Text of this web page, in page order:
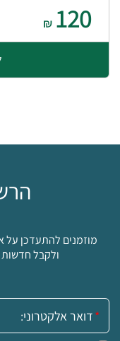
120
₪
מוזמנים להתעדכן על
ולקבל
אימייל: